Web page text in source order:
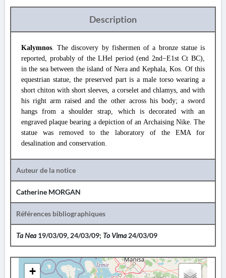
Description
Kalymnos. The discovery by fishermen of a bronze statue is
reported, probably of the LHel period (end 2nd−E1st Ct BC),
in the sea between the island of Nera and Kephala, Kos. Of this
equestrian statue, the preserved part is a male torso wearing a
short chiton with short sleeves, a corselet and chlamys, and with
his right arm raised and the other across his body; a sword
hangs from a shoulder strap, which is decorated with an
engraved plaque bearing a depiction of an Archaising Nike. The
statue was removed to the laboratory of the EMA for
desalination and conservation.
Auteur de la notice
Catherine MORGAN
Références bibliographiques
Ta Nea 19/03/09, 24/03/09; To Vima 24/03/09
+